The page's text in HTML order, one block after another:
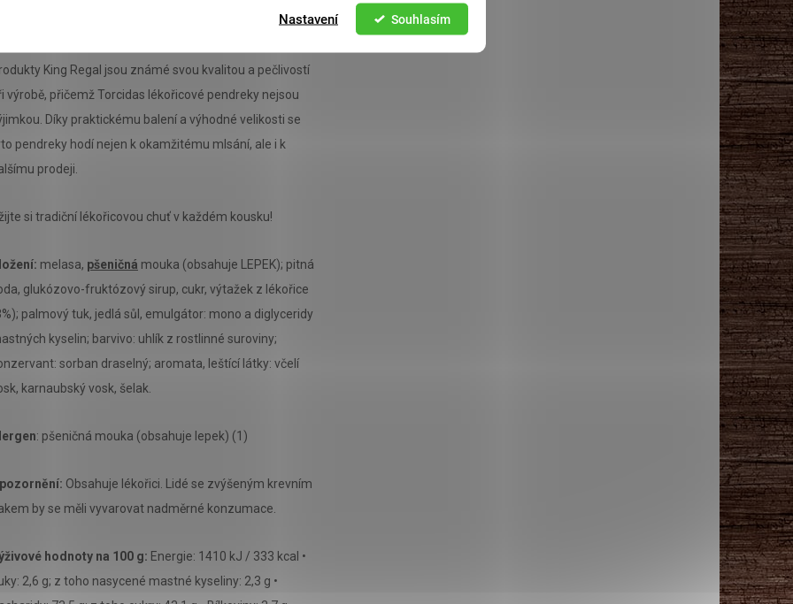
Souhlasím
Nastavení
King Regal jsou známé svou kvalitou a pečlivostí
výrobě, přičemž Torcidas lékořicové pendreky nejsou
Díky praktickému balení a výhodné velikosti se
pendreky hodí nejen k okamžitému mlsání, ale i k
prodeji.
si tradiční lékořicovou chuť v každém kousku!
melasa, pšeničná mouka (obsahuje LEPEK); pitná
glukózovo-fruktózový sirup, cukr, výtažek z lékořice
palmový tuk, jedlá sůl, emulgátor: mono a diglyceridy
kyselin; barvivo: uhlík z rostlinné suroviny;
sorban draselný; aromata, leštící látky: včelí
karnaubský vosk, šelak.
: pšeničná mouka (obsahuje lepek) (1)
Obsahuje lékořici. Lidé se zvýšeným krevním
by se měli vyvarovat nadměrné konzumace.
hodnoty na 100 g: Energie: 1410 kJ / 333 kcal •
2,6 g; z toho nasycené mastné kyseliny: 2,3 g •